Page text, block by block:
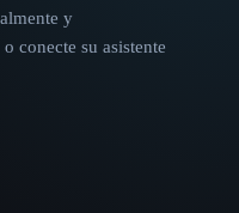
y
conecte su asistente